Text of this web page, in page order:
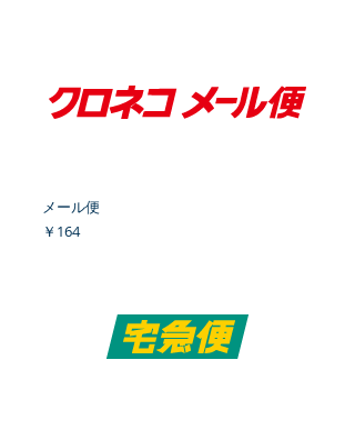
メール便
価格
￥164